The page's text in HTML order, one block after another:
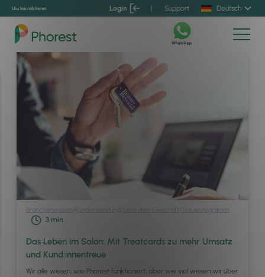
Uns kontaktieren Login | Support Deutsch
Branchenwissen Kundenbindung
Treueprogramm
3 min
Das Leben im Salon: Mit Treatcards zu mehr Umsatz
und Kund:innentreue
Wir alle wissen, wie Phorest funktioniert, aber wie viel wissen wir über